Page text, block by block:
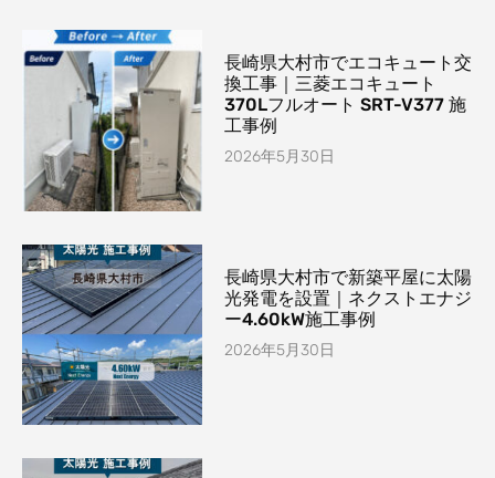
長崎県大村市でエコキュート交
換工事｜三菱エコキュート
370Lフルオート SRT-V377 施
工事例
2026年5月30日
長崎県大村市で新築平屋に太陽
光発電を設置｜ネクストエナジ
ー4.60kW施工事例
2026年5月30日